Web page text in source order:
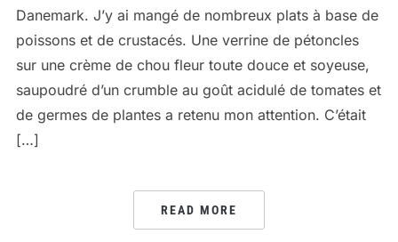
Danemark. J’y ai mangé de nombreux plats à base de
poissons et de crustacés. Une verrine de pétoncles
sur une crème de chou fleur toute douce et soyeuse,
saupoudré d’un crumble au goût acidulé de tomates et
de germes de plantes a retenu mon attention. C’était
[…]
READ MORE